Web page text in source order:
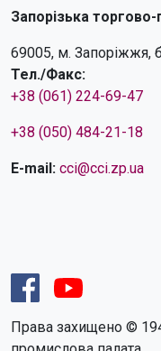
Запорізька
69005, м. Запоріжжя,
Тел./Факс:
+38 (061) 224-69-47
+38 (050) 484-21-18
E-mail: cci@cci.zp.ua
Права захищено ©